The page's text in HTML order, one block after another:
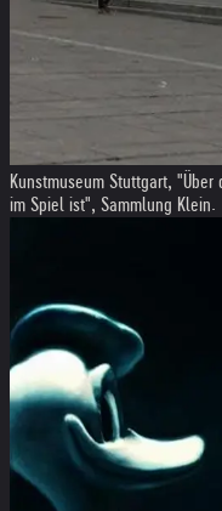
Kunstmuseum Stuttgart,
im Spiel ist", Sammlung Klein.